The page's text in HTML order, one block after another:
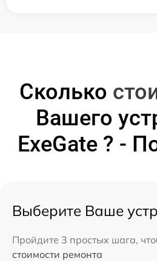
Сколько
Вашего
ExeGate ? -
Выберите Ваше
Пройдите 3 простых шага,
стоимости ремонта